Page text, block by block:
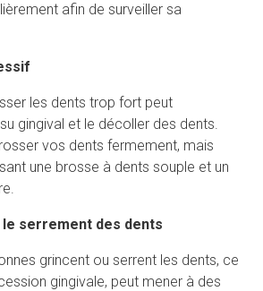
afin de surveiller sa
les dents trop fort peut
gingival et le décoller des dents.
vos dents fermement, mais
une brosse à dents souple et un
serrement des dents
grincent ou serrent les dents, ce
gingivale, peut mener à des